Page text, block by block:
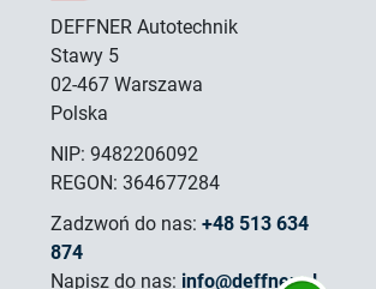
DEFFNER Autotechnik
Stawy 5
02-467 Warszawa
Polska
NIP: 9482206092
REGON: 364677284
Zadzwoń do nas:+48 513 634
874
Napisz do nas: info@deffner.pl